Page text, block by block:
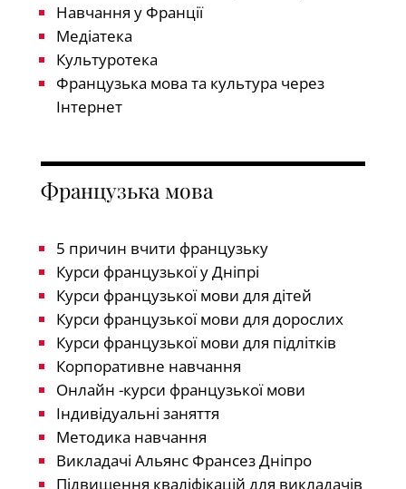
Навчання у Франції
Медіатека
Культуротека
Французька мова та культура через
Інтернет
Французька мова
5 причин вчити французьку
Курси французької у Дніпрі
Курси французької мови для дітей
Курси французької мови для дорослих
Курси французької мови для підлітків
Корпоративне навчання
Онлайн -курси французької мови
Індивідуальні заняття
Методика навчання
Викладачі Альянс Франсез Дніпро
Підвищення кваліфікацій для викладачів